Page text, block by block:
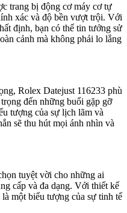
trang bị động cơ máy cơ tự
xác và độ bền vượt trội. Với
định, bạn có thể tin tưởng sử
cảnh mà không phải lo lắng
Rolex Datejust 116233 phù
đến những buổi gặp gỡ
tượng của sự lịch lãm và
sẽ thu hút mọi ánh nhìn và
tuyệt vời cho những ai
cấp và đa dạng. Với thiết kế
một biểu tượng của sự tinh tế